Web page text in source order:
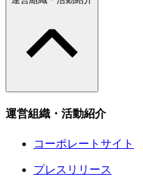
運営組織・活動紹介
コーポレートサイト
プレスリリース